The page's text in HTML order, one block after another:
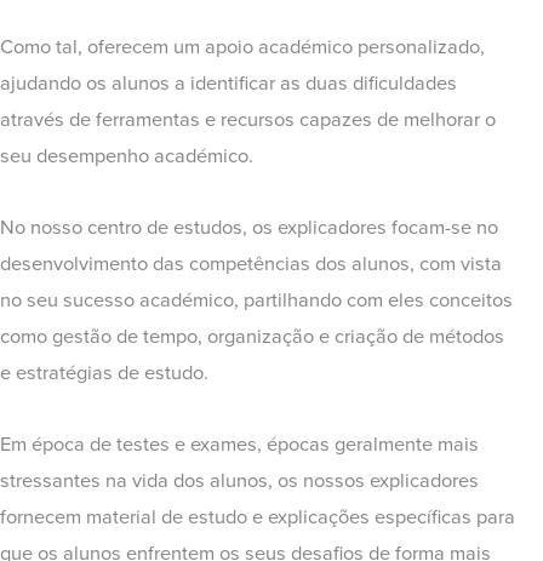
Como tal, oferecem um apoio académico personalizado,
ajudando os alunos a identificar as duas dificuldades
através de ferramentas e recursos capazes de melhorar o
seu desempenho académico.
No nosso centro de estudos, os explicadores focam-se no
desenvolvimento das competências dos alunos, com vista
no seu sucesso académico, partilhando com eles conceitos
como gestão de tempo, organização e criação de métodos
e estratégias de estudo.
Em época de testes e exames, épocas geralmente mais
stressantes na vida dos alunos, os nossos explicadores
fornecem material de estudo e explicações específicas para
que os alunos enfrentem os seus desafios de forma mais